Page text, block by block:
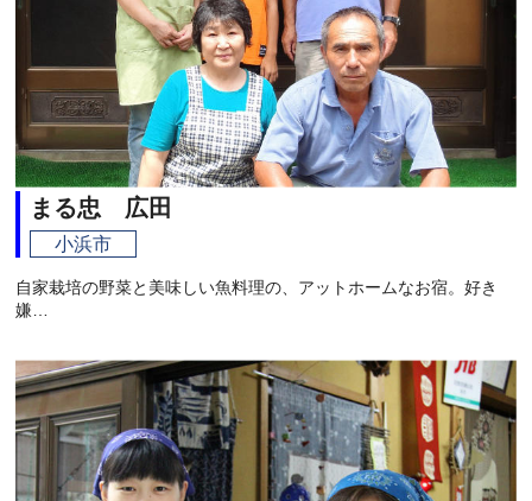
まる忠 広田
小浜市
自家栽培の野菜と美味しい魚料理の、アットホームなお宿。好き
嫌…